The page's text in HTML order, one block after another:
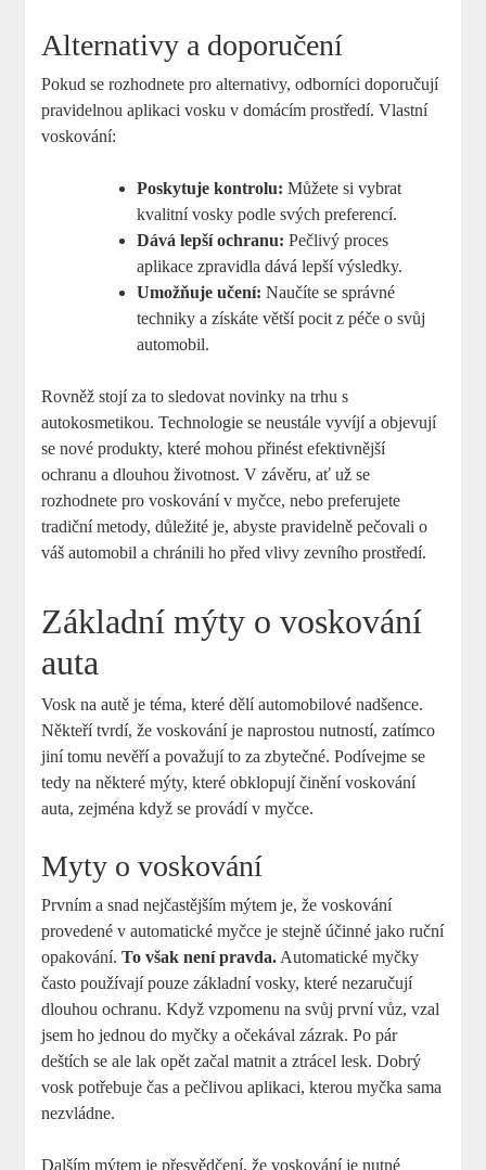
Alternativy a doporučení
Pokud se rozhodnete pro alternativy, odborníci doporučují
pravidelnou aplikaci vosku v domácím prostředí. Vlastní
voskování:
Poskytuje kontrolu: Můžete si vybrat
kvalitní vosky podle svých preferencí.
Dává lepší ochranu: Pečlivý proces
aplikace zpravidla dává lepší výsledky.
Umožňuje učení: Naučíte se správné
techniky a získáte větší pocit z péče o svůj
automobil.
Rovněž stojí za to sledovat novinky na trhu s
autokosmetikou. Technologie se neustále vyvíjí a objevují
se nové produkty, které mohou přinést efektivnější
ochranu a dlouhou životnost. V závěru, ať už se
rozhodnete pro voskování v myčce, nebo preferujete
tradiční metody, důležité je, abyste pravidelně pečovali o
váš automobil a chránili ho před vlivy zevního prostředí.
Základní mýty o voskování
auta
Vosk na autě je téma, které dělí automobilové nadšence.
Někteří tvrdí, že voskování je naprostou nutností, zatímco
jiní tomu nevěří a považují to za zbytečné. Podívejme se
tedy na některé mýty, které obklopují činění voskování
auta, zejména když se provádí v myčce.
Myty o voskování
Prvním a snad nejčastějším mýtem je, že voskování
provedené v automatické myčce je stejně účinné jako ruční
opakování.To však není pravda. Automatické myčky
často používají pouze základní vosky, které nezaručují
dlouhou ochranu. Když vzpomenu na svůj první vůz, vzal
jsem ho jednou do myčky a očekával zázrak. Po pár
deštích se ale lak opět začal matnit a ztrácel lesk. Dobrý
vosk potřebuje čas a pečlivou aplikaci, kterou myčka sama
nezvládne.
Dalším mýtem je přesvědčení, že voskování je nutné